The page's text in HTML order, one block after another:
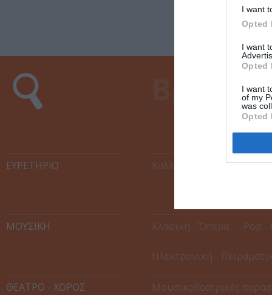
I want
Opted
I want
Opted
I want
of my
was
Opted
ΕΥΡΕΤΉΡΙΟ Καλλιτέχνες Χώροι
ΜΟΥΣΙΚΗ Κλασική - Όπερα Pop -
Ηλεκτρονική -
ΘΕΑΤΡΟ - ΧΟΡΟΣ Μουσικοθεατρικές